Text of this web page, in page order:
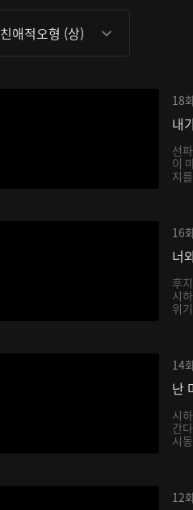
친애적오형 (상)
18
내
선
이
지
16
너
후
시
위
14
난
시
간
시
12